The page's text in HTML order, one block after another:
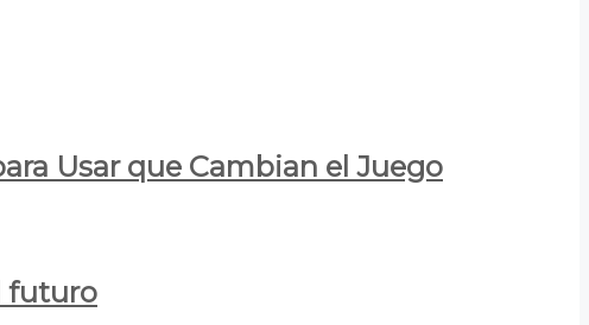
Usar que Cambian el Juego
futuro